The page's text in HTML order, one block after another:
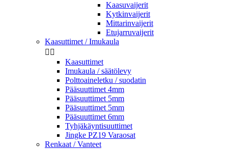
Kaasuvaijerit
Kytkinvaijerit
Mittarinvaijerit
Etujarruvaijerit
Kaasuttimet / Imukaula
 
Kaasuttimet
Imukaula / säätölevy
Polttoaineletku / suodatin
Pääsuuttimet 4mm
Pääsuuttimet 5mm
Pääsuuttimet 5mm
Pääsuuttimet 6mm
Tyhjäkäyntisuuttimet
Jingke PZ19 Varaosat
Renkaat / Vanteet